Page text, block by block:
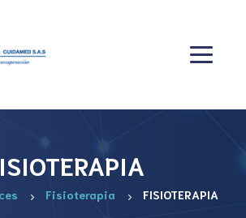
Fisioterapia FISIOTERAPIA